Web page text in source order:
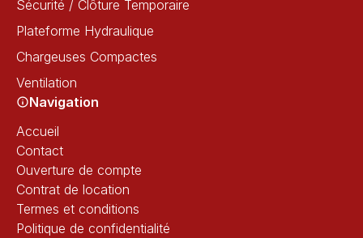
Sécurité / Clôture Temporaire
Plateforme Hydraulique
Chargeuses Compactes
Ventilation
Navigation
Accueil
Contact
Ouverture de compte
Contrat de location
Termes et conditions
Politique de confidentialité